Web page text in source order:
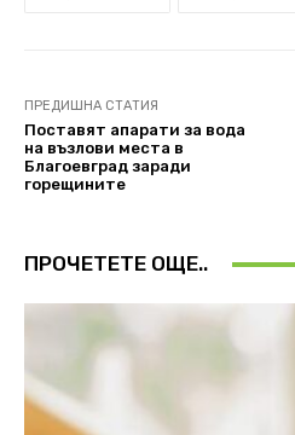
ПРЕДИШНА СТАТИЯ
Поставят апарати за вода
на възлови места в
Благоевград заради
горещините
ПРОЧЕТЕТЕ ОЩЕ..